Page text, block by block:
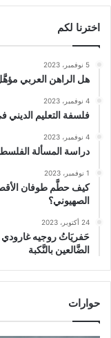
اخترنا لكم
5 نوفمبر، 2023
هل الراهن العربي
4 نوفمبر، 2023
فلسفة التعليم الديني
4 نوفمبر، 2023
دراسة المسألة
1 نوفمبر، 2023
كيف حطَّم طوفان
الصهيوني؟
24 أكتوبر، 2023
حَفريَاتُ روجيه غارودي
الضَّالعين بالنَّكبة
حوارات